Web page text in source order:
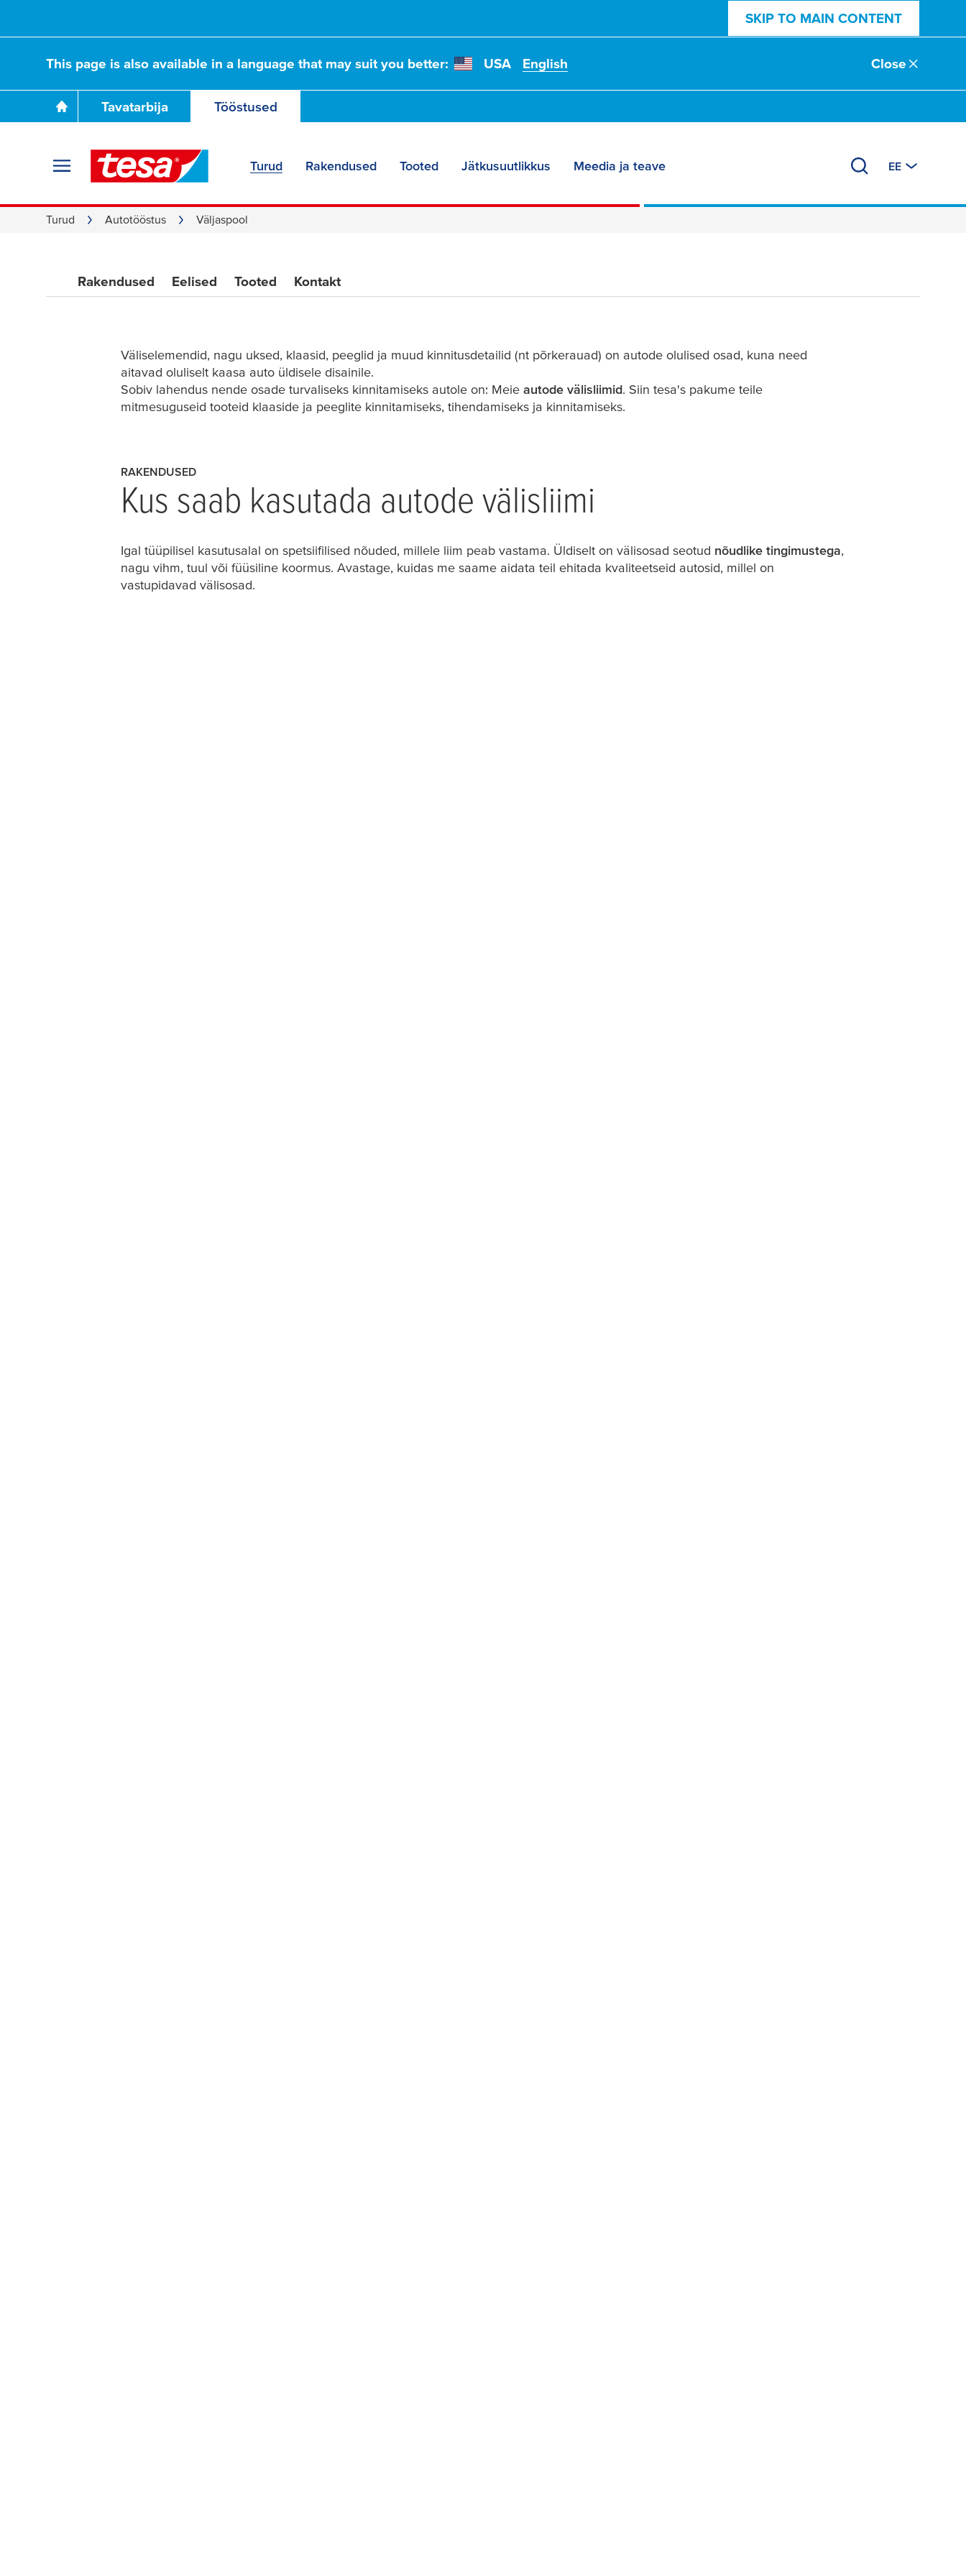
SKIP TO MAIN CONTENT
This page is also available in a language that may suit you better: USA English Close
Tavatarbija Tööstused
Turud Rakendused Tooted Jätkusuutlikkus Meedia ja teave EE
Turud Autotööstus Väljaspool
Autode välisliimid:
Teie lahendus tihendite,
klaaside ja peeglite jaoks
Rakendused Eelised Tooted Kontakt
Väliselemendid, nagu uksed, klaasid, peeglid ja muud kinnitusdetailid (nt põrkerauad) on autode olulised osad, kuna need
aitavad oluliselt kaasa auto üldisele disainile.
Sobiv lahendus nende osade turvaliseks kinnitamiseks autole on: Meie autode välisliimid. Siin tesa's pakume teile
mitmesuguseid tooteid klaaside ja peeglite kinnitamiseks, tihendamiseks ja kinnitamiseks.
RAKENDUSED
Kus saab kasutada autode välisliimi
Igal tüüpilisel kasutusalal on spetsiifilised nõuded, millele liim peab vastama. Üldiselt on välisosad seotud nõudlike tingimustega,
nagu vihm, tuul või füüsiline koormus. Avastage, kuidas me saame aidata teil ehitada kvaliteetseid autosid, millel on
vastupidavad välisosad.